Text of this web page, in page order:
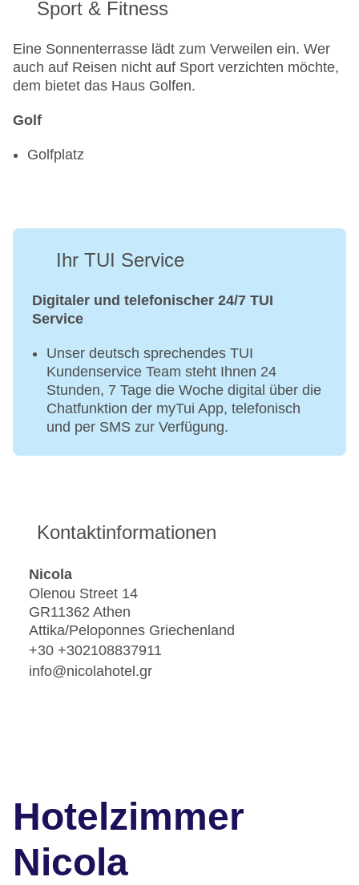
Sport & Fitness
Eine Sonnenterrasse lädt zum Verweilen ein. Wer
auch auf Reisen nicht auf Sport verzichten möchte,
dem bietet das Haus Golfen.
Golf
Golfplatz
Ihr TUI Service
Digitaler und telefonischer 24/7 TUI
Service
Unser deutsch sprechendes TUI
Kundenservice Team steht Ihnen 24
Stunden, 7 Tage die Woche digital über die
Chatfunktion der myTui App, telefonisch
und per SMS zur Verfügung.
Kontaktinformationen
Nicola
Olenou Street 14
GR11362 Athen
Attika/Peloponnes Griechenland
+30 +302108837911
info@nicolahotel.gr
Hotelzimmer
Nicola